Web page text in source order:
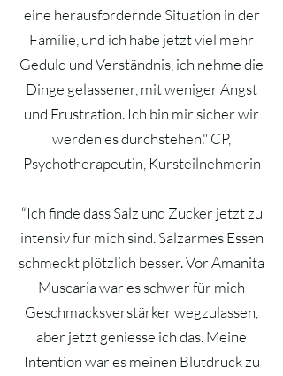
eine herausfordernde Situation in der
Familie, und ich habe jetzt viel mehr
Geduld und Verständnis, ich nehme die
Dinge gelassener, mit weniger Angst
und Frustration. Ich bin mir sicher wir
werden es durchstehen." CP,
Psychotherapeutin, Kursteilnehmerin
“Ich finde dass Salz und Zucker jetzt zu
intensiv für mich sind. Salzarmes Essen
schmeckt plötzlich besser. Vor Amanita
Muscaria war es schwer für mich
Geschmacksverstärker wegzulassen,
aber jetzt geniesse ich das. Meine
Intention war es meinen Blutdruck zu